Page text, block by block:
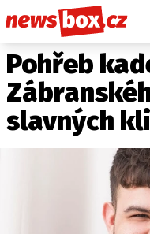
DOMÁCÍ
ZAHRANIČÍ
POČASÍ
KRIMI
Pohřeb
slavných